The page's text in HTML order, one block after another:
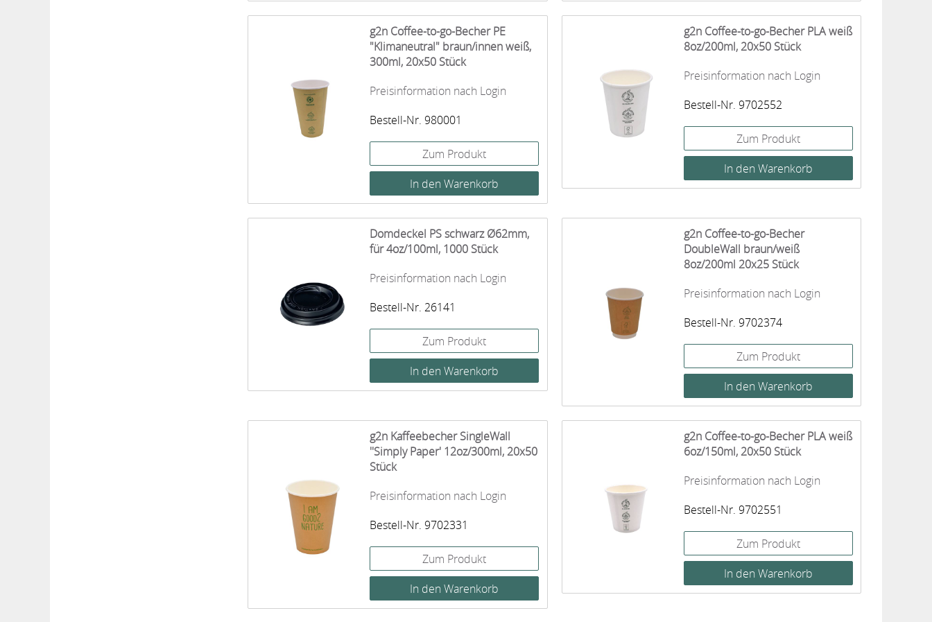
g2n Coffee-to-go-Becher PE
"Klimaneutral" braun/innen weiß,
300ml, 20x50 Stück
Preisinformation nach Login
Bestell-Nr. 980001
Zum Produkt
g2n Coffee-to-go-Becher PLA weiß
8oz/200ml, 20x50 Stück
Preisinformation nach Login
Bestell-Nr. 9702552
Zum Produkt
Domdeckel PS schwarz Ø62mm,
für 4oz/100ml, 1000 Stück
Preisinformation nach Login
Bestell-Nr. 26141
Zum Produkt
g2n Coffee-to-go-Becher
DoubleWall braun/weiß
8oz/200ml 20x25 Stück
Preisinformation nach Login
Bestell-Nr. 9702374
Zum Produkt
g2n Kaffeebecher SingleWall
''Simply Paper' 12oz/300ml, 20x50
Stück
Preisinformation nach Login
Bestell-Nr. 9702331
Zum Produkt
g2n Coffee-to-go-Becher PLA weiß
6oz/150ml, 20x50 Stück
Preisinformation nach Login
Bestell-Nr. 9702551
Zum Produkt